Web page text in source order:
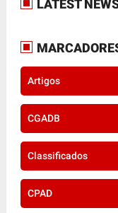
LATEST
Artigos
CGADB
Classificados
CPAD